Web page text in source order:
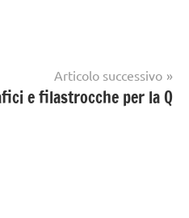
Articolo successivo
e filastrocche per la Q